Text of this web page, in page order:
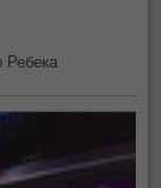
Ребека